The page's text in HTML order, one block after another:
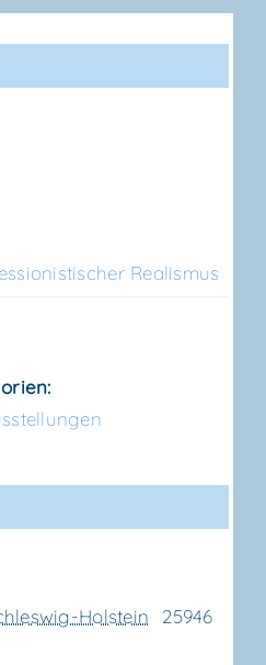
Realismus
Holstein
25946